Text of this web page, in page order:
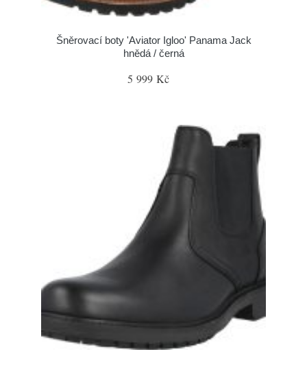
Šněrovací boty 'Aviator Igloo' Panama Jack
hnědá / černá
5 999 Kč